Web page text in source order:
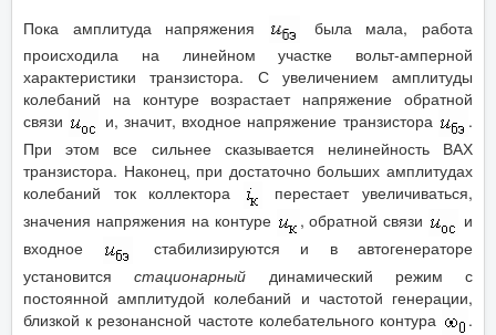
Пока амплитуда напряжения
была мала, работа
происходила на линейном участке вольт-амперной
характеристики транзистора. С увеличением амплитуды
колебаний на контуре возрастает напряжение обратной
связи
и, значит, входное напряжение транзистора
.
При этом все сильнее сказывается нелинейность ВАХ
транзистора. Наконец, при достаточно больших амплитудах
колебаний ток коллектора
перестает увеличиваться,
значения напряжения на контуре
, обратной связи
и
входное
стабилизируются и в автогенераторе
установитсястационарный динамический режим с
постоянной амплитудой колебаний и частотой генерации,
близкой к резонансной частоте колебательного контура
.